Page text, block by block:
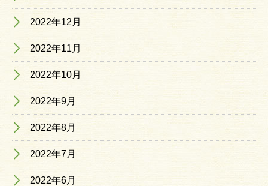
2022年12月
2022年11月
2022年10月
2022年9月
2022年8月
2022年7月
2022年6月